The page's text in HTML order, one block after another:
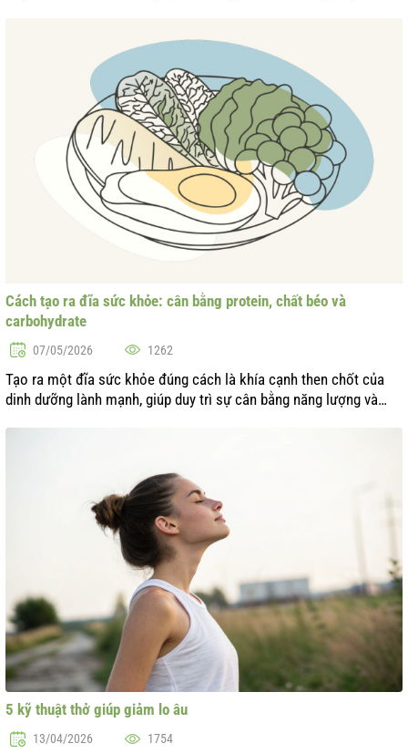
Cách tạo ra đĩa sức khỏe: cân bằng protein, chất béo và
carbohydrate
07/05/2026 1262
Tạo ra một đĩa sức khỏe đúng cách là khía cạnh then chốt của
dinh dưỡng lành mạnh, giúp duy trì sự cân bằng năng lượng và
5 kỹ thuật thở giúp giảm lo âu
13/04/2026 1754